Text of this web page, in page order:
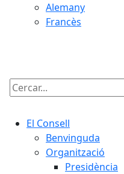
Alemany
Francès
Cercar:
El Consell
Benvinguda
Organització
Presidència